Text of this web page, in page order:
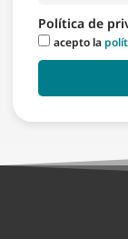
Política de
acepto la